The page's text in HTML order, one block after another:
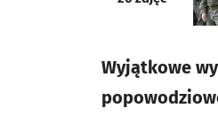
Wyjątkowe